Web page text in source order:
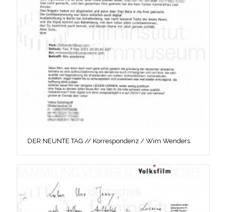
DER NEUNTE TAG // Korrespondenz / Wim Wenders